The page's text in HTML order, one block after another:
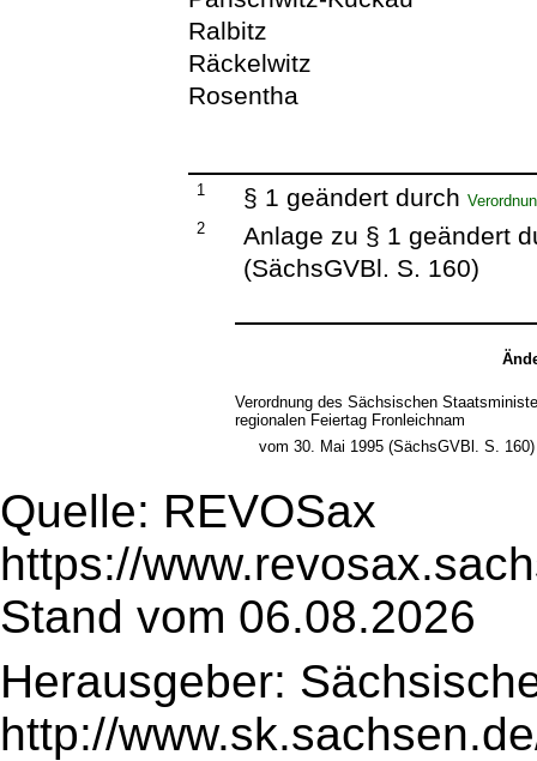
Ralbitz
Räckelwitz
Rosentha
1 § 1 geändert durch
2
Anlage zu § 1 geändert
(SächsGVBl. S. 160)
Verordnung des Sächsischen
regionalen Feiertag Fronleichnam
vom 30. Mai 1995 (SächsGVBl. S. 160)
Quelle: REVOSax
https://
Stand vom 06.08.2026
Herausgeber:
http://